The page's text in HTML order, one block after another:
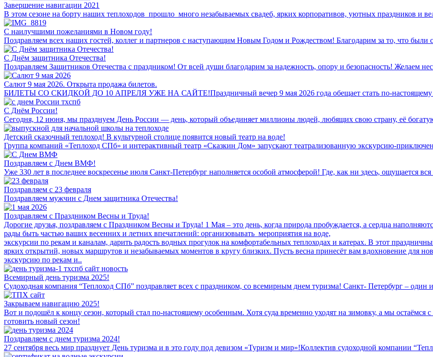
Завершение навигации 2021
В этом сезоне на борту наших теплоходов прошло много незабываемых свадеб, ярких корпоративов, уютных праздников и
С наилучшими пожеланиями в Новом году!
Поздравляем всех наших гостей, коллег и партнеров с наступающим Новым Годом и Рождеством! Благодарим за то, что были
С Днём защитника Отечества!
Поздравляем Защитников Отечества с праздником! От всей души благодарим за надежность, опору и безопасность! Желаем
Салют 9 мая 2026. Открыта продажа билетов.
БИЛЕТЫ СО СКИДКОЙ ДО 10 АПРЕЛЯ УЖЕ НА САЙТЕ!Праздничный вечер 9 мая 2026 года обещает стать по-настоящему
С Днём России!
Сегодня, 12 июня, мы празднуем День России — день, который объединяет миллионы людей, любящих свою страну, её
Детский сказочный теплоход! В культурной столице появится новый театр на воде!
Группа компаний «Теплоход СПб» и интерактивный театр «Сказкин Дом» запускают театрализованную экскурсию-
Поздравляем с Днем ВМФ!
Уже 330 лет в последнее воскресенье июля Санкт-Петербург наполняется особой атмосферой! Где, как ни здесь, ощущается
Поздравляем с 23 февраля
Поздравляем мужчин с Днем защитника Отечества!
Поздравляем с Праздником Весны и Труда!
Дорогие друзья, поздравляем с Праздником Весны и Труда! 1 Мая – это день, когда природа пробуждается, а сердца
рады быть частью ваших весенних и летних впечатлений: организовывать мероприятия на воде,
экскурсии по рекам и каналам, дарить радость водных прогулок на комфортабельных теплоходах и катерах. В этот
ярких открытий, новых маршрутов и незабываемых моментов в кругу близких. Пусть весна принесёт вам вдохновение для
экскурсию по рекам и..
Всемирный день туризма 2025!
Судоходная компания “Теплоход СПб” поздравляет всех с праздником, со всемирным днем туризма! Санкт- Петербург – один
Закрываем навигацию 2025!
Вот и подошёл к концу сезон, который стал по-настоящему особенным. Хотя суда временно уходят на зимовку, а мы остаёмся
готовить новый сезон!
Поздравляем с днем туризма 2024!
27 сентября весь мир празднует День туризма и в это году под девизом «Туризм и мир»!Коллектив судоходной компании